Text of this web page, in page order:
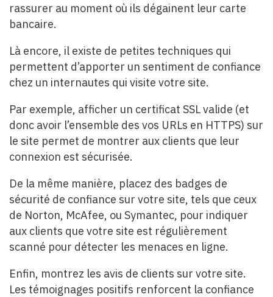
rassurer au moment où ils dégainent leur carte
bancaire.
Là encore, il existe de petites techniques qui
permettent d’apporter un sentiment de confiance
chez un internautes qui visite votre site.
Par exemple, afficher un certificat SSL valide (et
donc avoir l’ensemble des vos URLs en HTTPS) sur
le site permet de montrer aux clients que leur
connexion est sécurisée.
De la même manière, placez des badges de
sécurité de confiance sur votre site, tels que ceux
de Norton, McAfee, ou Symantec, pour indiquer
aux clients que votre site est régulièrement
scanné pour détecter les menaces en ligne.
Enfin, montrez les avis de clients sur votre site.
Les témoignages positifs renforcent la confiance